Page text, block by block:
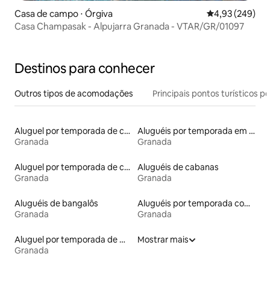
Casa de campo ⋅ Órgiva 4,93 de uma
4,93 (249)
Casa Champasak - Alpujarra Granada - VTAR/GR/01097
Destinos para conhecer
Outros tipos de acomodações Principais pontos turísticos
Aluguel por temporada de casas na terra
Granada
Aluguéis por temporada em albergue
Granada
Aluguel por temporada de casas de hóspedes
Granada
Aluguéis de cabanas
Granada
Aluguéis de bangalôs
Granada
Aluguéis por temporada com caiaque
Granada
Aluguel por temporada de microcasas
Granada
Mostrar mais